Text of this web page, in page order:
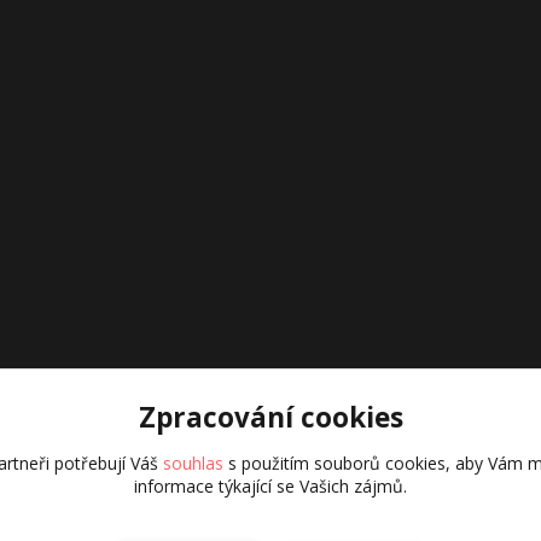
Zpracování cookies
potřebují Váš souhlas s použitím souborů cookies, aby Vám
informace týkající se Vašich zájmů.